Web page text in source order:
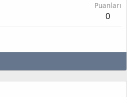
Puanları
0